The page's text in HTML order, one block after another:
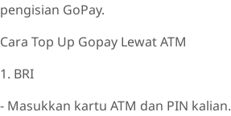
pengisian GoPay.
Cara Top Up Gopay Lewat ATM
1. BRI
- Masukkan kartu ATM dan PIN kalian.